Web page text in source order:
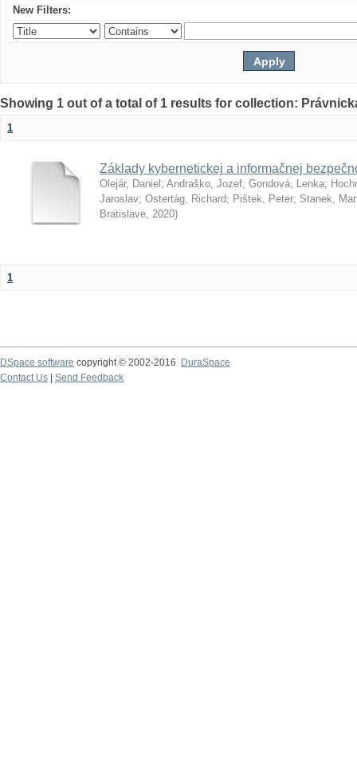
New Filters:
Showing 1 out of a total of 1 results for collection:
1
Základy kybernetickej a informačnej
Olejár, Daniel ; Andraško, Jozef; Gondová, Lenka;
Jaroslav; Ostertág, Richard; Pištek, Peter; Stanek,
Bratislave, 2020)
1
DSpace software copyright © 2002-2016
DuraSpace
Contact Us
Send Feedback